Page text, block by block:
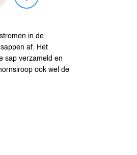
in de
af. Het
sap verzameld en
ook wel de